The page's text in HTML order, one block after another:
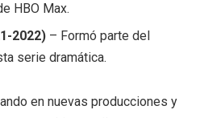
HBO Max.
2022) – Formó parte del
serie dramática.
en nuevas producciones y